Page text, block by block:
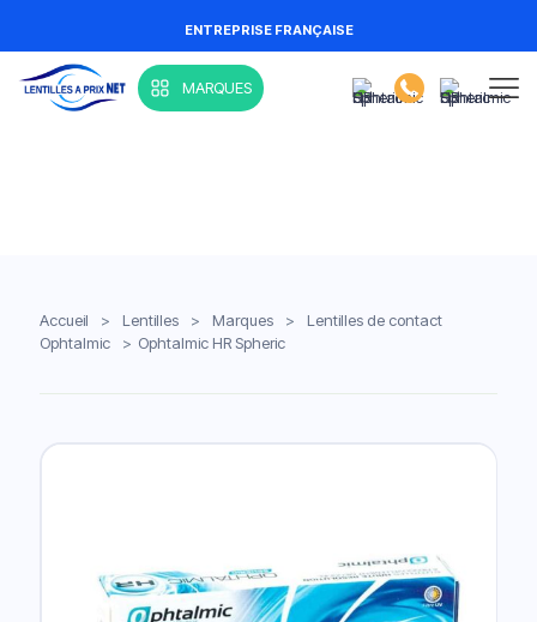
ENTREPRISE FRANÇAISE
MARQUES
Accueil > Lentilles > Marques >
Lentilles de contact
Ophtalmic
> Ophtalmic HR Spheric